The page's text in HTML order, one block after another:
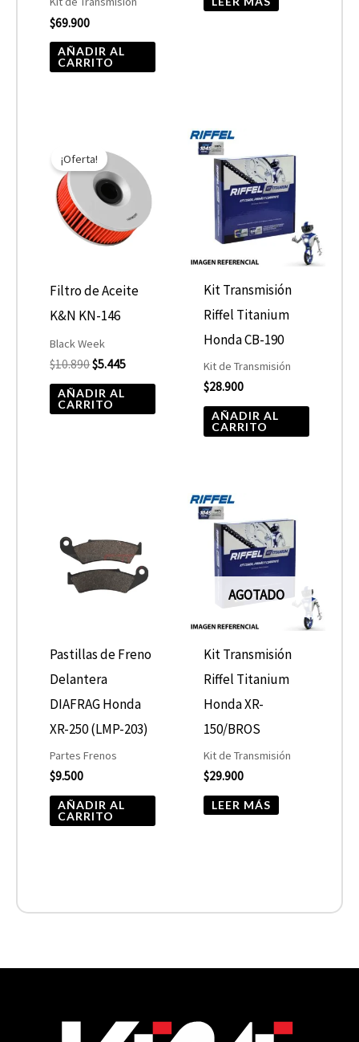
$69.900
AÑADIR AL
CARRITO
¡Oferta!
Filtro de Aceite
K&N KN-146
Black Week
$10.890
precio
original
era:
$10.890.
$5.445
actual
es:
$5.445.
AÑADIR AL
CARRITO
Kit Transmisión
Riffel Titanium
Honda CB-190
Kit de Transmisión
$28.900
AÑADIR AL
CARRITO
Pastillas de Freno
Delantera
DIAFRAG Honda
XR-250 (LMP-203)
Partes Frenos
$9.500
AÑADIR AL
CARRITO
AGOTADO
Kit Transmisión
Riffel Titanium
Honda XR-
150/BROS
Kit de Transmisión
$29.900
LEER MÁS